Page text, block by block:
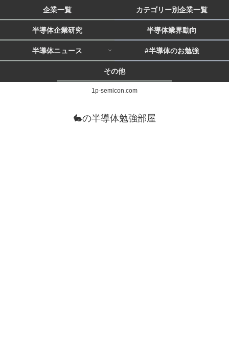
1p-semicon.com
🐇の半導体勉強部屋
企業一覧 カテゴリー別企業一覧
半導体企業研究 半導体業界動向
半導体ニュース #半導体のお勉強
その他